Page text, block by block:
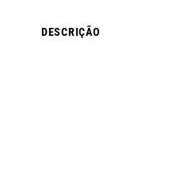
DESCRIÇÃO